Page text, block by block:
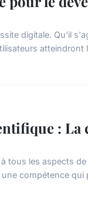
digitale. Qu'il
atteindront
: La
tous les aspects
compétence qui